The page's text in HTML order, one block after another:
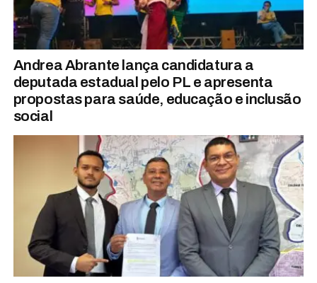
Andrea Abrante lança candidatura a
deputada estadual pelo PL e apresenta
propostas para saúde, educação e inclusão
social